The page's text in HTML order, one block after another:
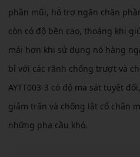
phần mũi, hỗ trợ ngăn chặn
còn có độ bền cao, thoáng khi
mái hơn khi sử dụng nó hàng
bỉ với các rãnh chống trượt và
AYTT003-3 có độ ma sát tuyệt
giảm trấn và chống lật cổ chân
những pha cầu khó.